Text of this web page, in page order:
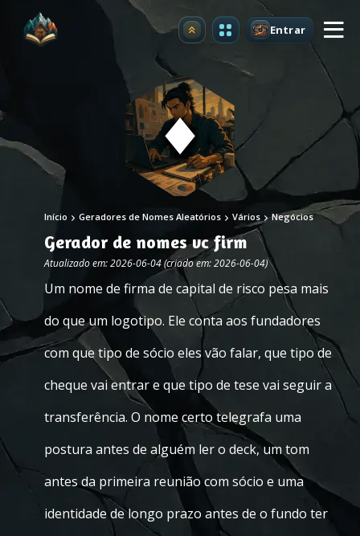
Atualizar Entrar
Início Geradores de Nomes Aleatórios Vários Negócios
Gerador de nomes vc firm
Atualizado em: 2026-06-04 (criado em: 2026-06-04)
Um nome de firma de capital de risco pesa mais
do que um logotipo. Ele conta aos fundadores
com que tipo de sócio eles vão falar, que tipo de
cheque vai entrar e que tipo de tese vai seguir a
transferência. O nome certo telegrafa uma
postura antes de alguém ler o deck, um tom
antes da primeira reunião com sócio e uma
identidade de longo prazo antes de o fundo ter